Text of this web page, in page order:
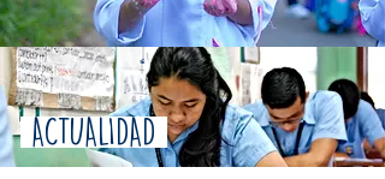
ACTUALIDAD